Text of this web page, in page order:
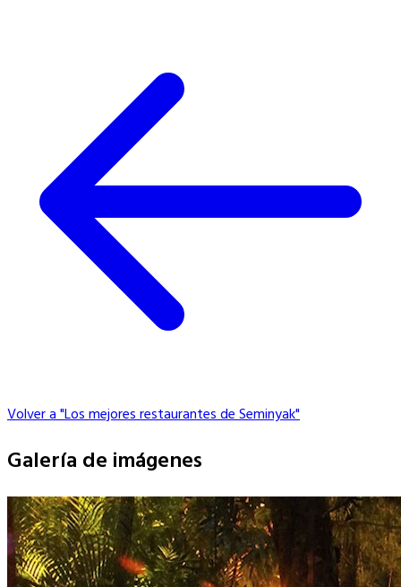
Volver a "Los mejores restaurantes de Seminyak"
Galería de imágenes